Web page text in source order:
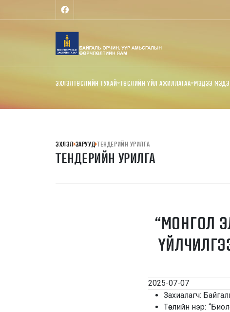
ЭХЛЭЛТӨСЛИЙН ТУХАЙ ТӨСЛИЙН ҮЙЛ АЖИЛЛАГАА МЭДЭЭ
ЭХЛЭЛ ЗАРУУД ТЕНДЕРИЙН УРИЛГА
ТЕНДЕРИЙН УРИЛГА
“МОНГОЛ
2025-07-07
Захиалагч:
Төслийн нэр: